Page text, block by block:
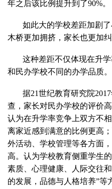
年之后该比例提升到了90%。
如此大的学校差距加剧
木桥更加拥挤，家长也更加纠
这种差距不仅体现在升
和民办学校不同的办学品质。
据21世纪教育研究院
查，家长对民办学校的评价
认为在升学率竞争上双方不
离家近感到满意的比例更高
外活动、学校管理等各方面
高。认为学校教育侧重学生
素质、心理健康、人际交往
的发展，品德与人格培养”等